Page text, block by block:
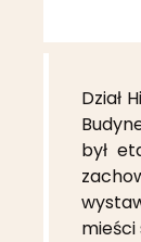
Dział
był
mieści